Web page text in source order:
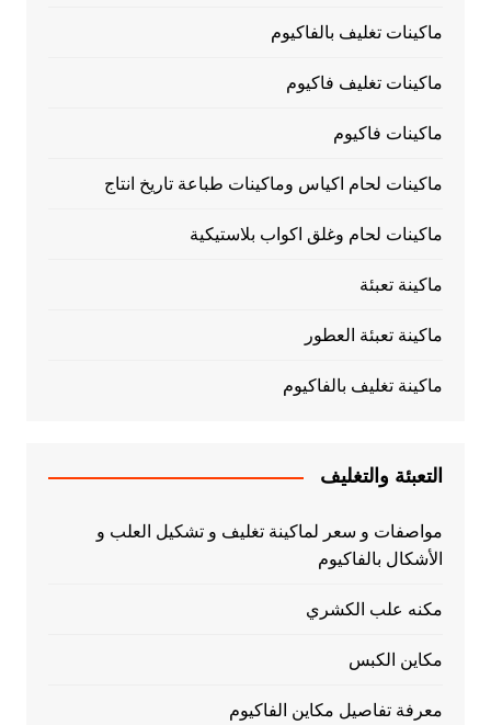
ماكينات تغليف بالفاكيوم
ماكينات تغليف فاكيوم
ماكينات فاكيوم
ماكينات لحام اكياس وماكينات طباعة تاريخ انتاج
ماكينات لحام وغلق اكواب بلاستيكية
ماكينة تعبئة
ماكينة تعبئة العطور
ماكينة تغليف بالفاكيوم
التعبئة والتغليف
مواصفات و سعر لماكينة تغليف و تشكيل العلب و
الأشكال بالفاكيوم
مكنه علب الكشري
مكاين الكبس
معرفة تفاصيل مكاين الفاكيوم